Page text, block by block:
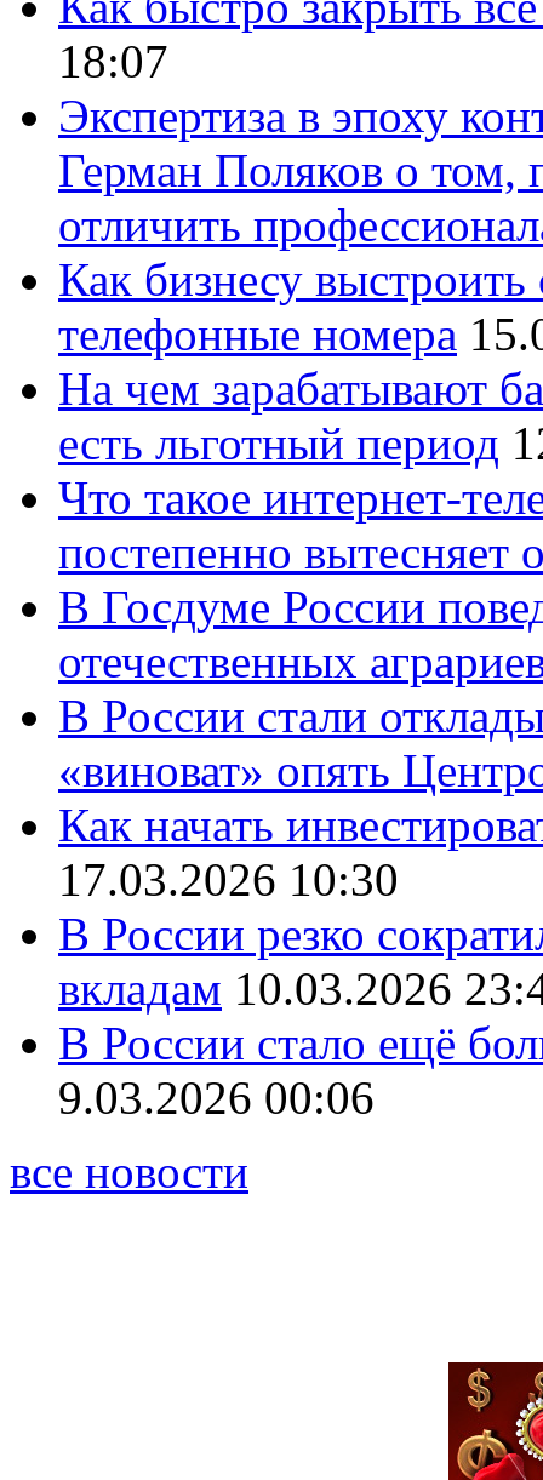
18:07
Экспертиза в эпоху
Герман Поляков о том,
отличить
Как бизнесу
телефонные номера
На чем зарабатывают
есть льготный период
Что такое интернет-
постепенно вытесняет
В Госдуме России
отечественных
В России стали
«виноват» опять
Как начать
17.03.2026 10:30
В России резко
вкладам 10.03.2026
В России стало ещё
9.03.2026 00:06
все новости